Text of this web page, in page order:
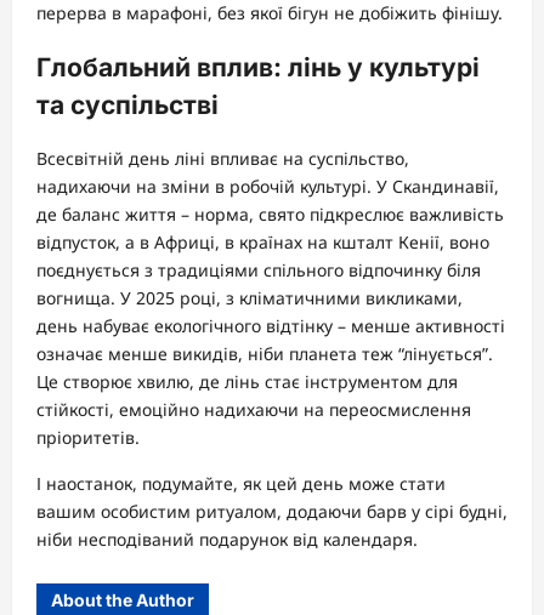
перерва в марафоні, без якої бігун не добіжить фінішу.
Глобальний вплив: лінь у культурі
та суспільстві
Всесвітній день ліні впливає на суспільство,
надихаючи на зміни в робочій культурі. У Скандинавії,
де баланс життя – норма, свято підкреслює важливість
відпусток, а в Африці, в країнах на кшталт Кенії, воно
поєднується з традиціями спільного відпочинку біля
вогнища. У 2025 році, з кліматичними викликами,
день набуває екологічного відтінку – менше активності
означає менше викидів, ніби планета теж “лінується”.
Це створює хвилю, де лінь стає інструментом для
стійкості, емоційно надихаючи на переосмислення
пріоритетів.
І наостанок, подумайте, як цей день може стати
вашим особистим ритуалом, додаючи барв у сірі будні,
ніби несподіваний подарунок від календаря.
About the Author